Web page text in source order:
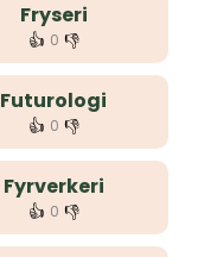
Fryseri
👍 0 👎
Futurologi
👍 0 👎
Fyrverkeri
👍 0 👎